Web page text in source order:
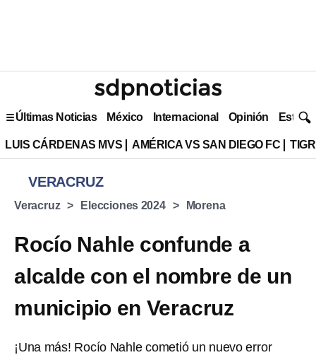
Últimas Noticias México Internacional Opinión Estilo
LUIS CÁRDENAS MVS AMÉRICA VS SAN DIEGO FC
VERACRUZ
Veracruz Elecciones 2024 Morena
Rocío Nahle confunde a
alcalde con el nombre de un
municipio en Veracruz
¡Una más! Rocío Nahle cometió un nuevo error